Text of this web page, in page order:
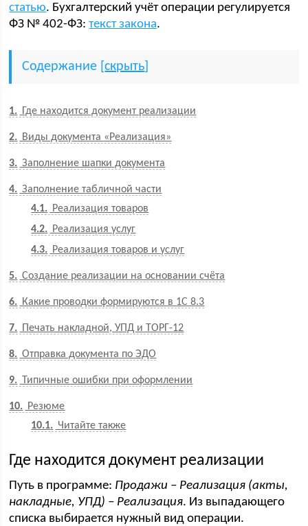
статью. Бухгалтерский учёт операции регулируется
ФЗ № 402-ФЗ:текст закона.
Содержание [скрыть
1 Где находится документ реализации
2 Виды документа «Реализация»
3 Заполнение шапки документа
4
Заполнение табличной части
4.1
Реализация товаров
4.2
Реализация услуг
4.3
Реализация товаров и услуг
5 Создание реализации на основании счёта
6 Какие проводки формируются в 1С 8.3
7 Печать накладной, УПД и ТОРГ-12
8 Отправка документа по ЭДО
9 Типичные ошибки при оформлении
10
Резюме
10.1
Читайте также
Где находится документ реализации
Путь в программе: Продажи – Реализация (акты,
накладные, УПД) – Реализация. Из выпадающего
списка выбирается нужный вид операции.